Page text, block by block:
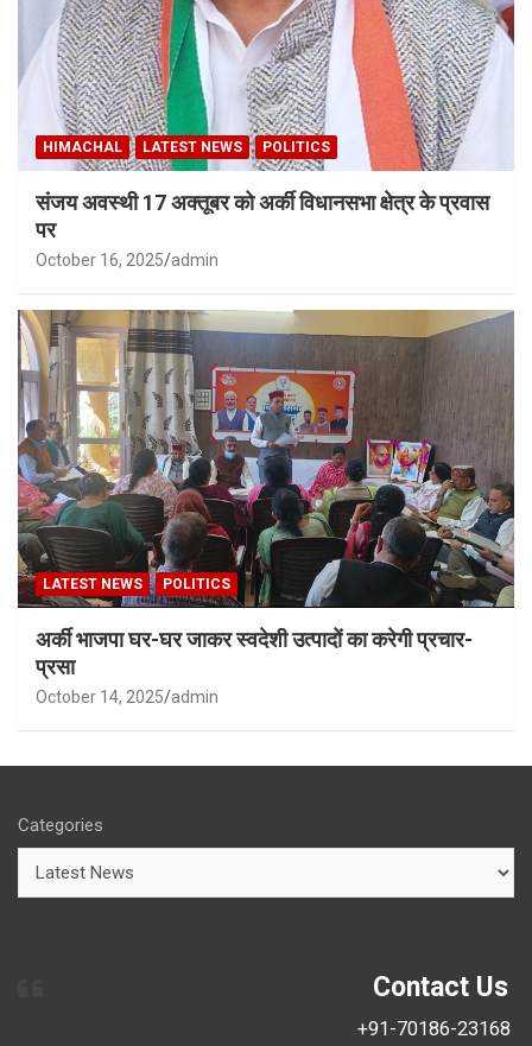
HIMACHAL LATEST NEWS POLITICS
संजय अवस्थी 17 अक्तूबर को अर्की विधानसभा क्षेत्र के प्रवास
पर
October 16, 2025 admin
LATEST NEWS POLITICS
अर्की भाजपा घर-घर जाकर स्वदेशी उत्पादों का करेगी प्रचार-
प्रसा
October 14, 2025 admin
Categories
Contact Us
+91-70186-23168